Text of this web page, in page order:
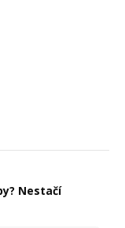
Nestačí